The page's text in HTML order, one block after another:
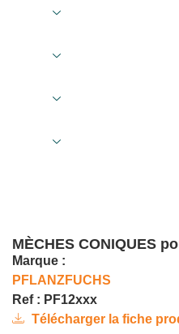
MÈCHES CONIQUES
Marque :
PFLANZFUCHS
Ref : PF12xxx
Télécharger la fiche